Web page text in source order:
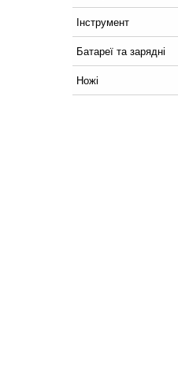
Інструмент
Батареї та зарядні
Ножі